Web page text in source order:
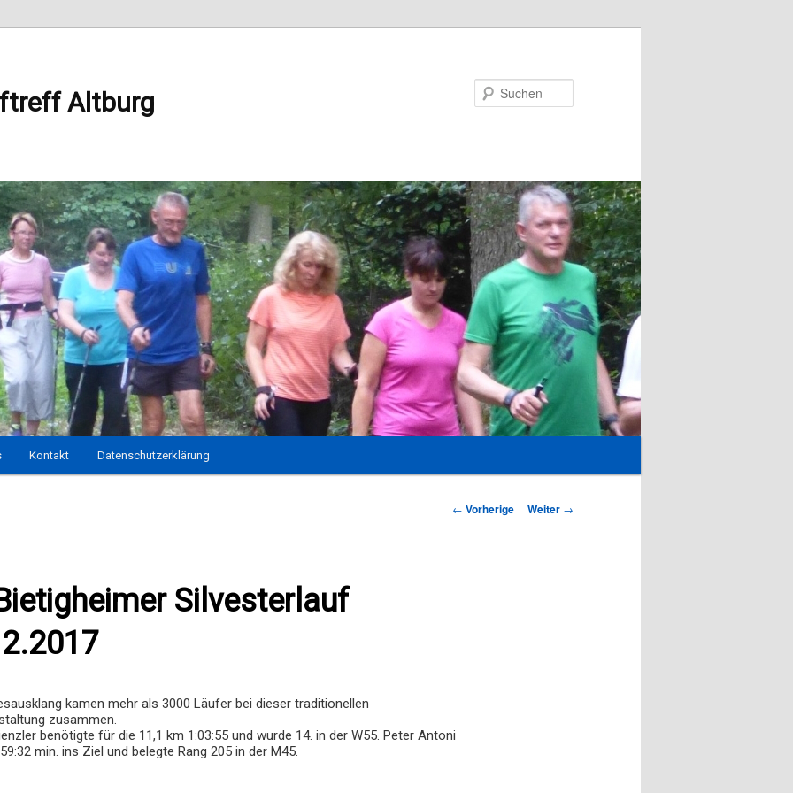
Altburg
Kontakt Datenschutzerklärung
Beitrags-
← Vorherige Weiter →
Silvesterlauf
kamen mehr als 3000 Läufer bei dieser traditionellen
zusammen.
benötigte für die 11,1 km 1:03:55 und wurde 14. in der W55. Peter Antoni
min. ins Ziel und belegte Rang 205 in der M45.